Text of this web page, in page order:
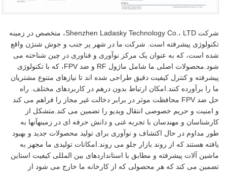
شرکت Shenzhen Ladasky Technology Co.، LTD، متخصص در زمینه
تکنولوژی پیشرفته است. شرکت ما در شهر پر جنب و جوش شنژن واقع
شده است، که به عنوان یک مرکز نوآوری و فناوری در چین شناخته می
شود.محصولات اصلی ما شامل ماژول RF و ضد FPV، که با تکنولوژی
پیشرفته و کنترل کیفیت دقیق طراحی شده اند تا نیازهای متنوع مشتریان
ما را برآورده کنند.امکان ارتباط بدون درهم در کاربردهای مختلف. راه
حل ضد FPV محافظت موثر در برابر دخالت غیر مجاز را فراهم می کند
و امنیت و حریم خصوصی انتقال ویدیو را تضمین می کند.متشکل از
کارشناسان و مهندسان با تجربه غنی و دانش حرفه ای در زمینهآنها به
طور مداوم در حال اکتشاف و نوآوری برای تولید محصولات جدید و بهبود
یافته هستند که از روند بازار جلو می روند.امکانات تولیدی ما مجهز به
ماشین آلات پیشرفته و مطابق با استانداردهای بین المللی کیفیت استاین
تضمین می کند که هر محصولی که از کارخانه ما خارج می شود از